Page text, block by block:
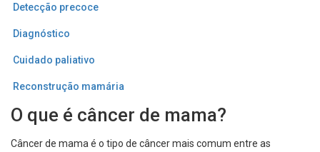
Detecção precoce
Diagnóstico
Cuidado paliativo
Reconstrução mamária
O que é câncer de mama?
Câncer de mama é o tipo de câncer mais comum entre as